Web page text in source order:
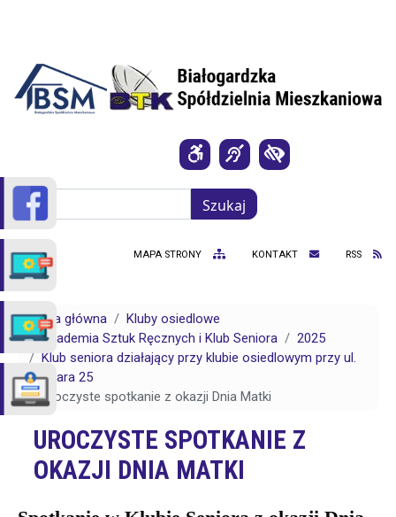
Szukaj
Szukaj
MAPA STRONY KONTAKT RSS
Strona główna
Kluby osiedlowe
Akademia Sztuk Ręcznych i Klub Seniora
2025
Klub seniora działający przy klubie osiedlowym przy ul.
Komara 25
Uroczyste spotkanie z okazji Dnia Matki
UROCZYSTE SPOTKANIE Z
OKAZJI DNIA MATKI